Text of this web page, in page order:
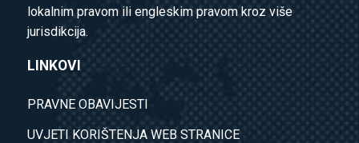
lokalnim pravom ili engleskim pravom kroz više
jurisdikcija.
LINKOVI
PRAVNE OBAVIJESTI
UVJETI KORIŠTENJA WEB STRANICE